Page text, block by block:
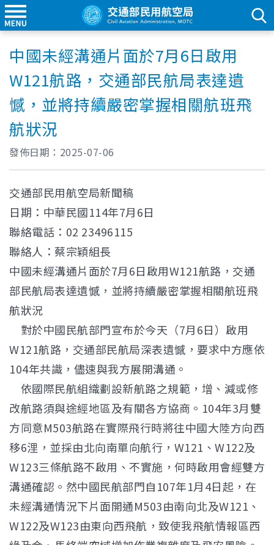
中國未經溝通片面於7月6日啟用
W121航路，交通部民航局表達遺
憾，並將持續嚴密掌握相關航班飛
航狀況
發佈日期： 2025-07-06
交通部民用航空局新聞稿
日期：中華民國114年7月6日
聯絡電話：02 23496115
聯絡人：蔡宗穎組長
中國未經溝通片面於7月6日啟用W121航路，交通
部民航局表達遺憾，並將持續嚴密掌握相關航班飛
航狀況
對於中國民航部門宣布於今天（7月6日）啟用
W121航路，交通部民航局深表遺憾，要求中方應依
104年共識，儘速與我方展開溝通。
依國際民航組織劃設新航路之規範，增、減或修
改航路須與途經地區及有關各方協商。104年3月雙
方同意M503航路在實際飛行時將往中國大陸方向西
移6浬，並採由北向南單向航行，W121、W122及
W123三條航路不啟用、不實施，何時啟用會經雙方
溝通確認。然中國民航部門自107年1月4日起，在
未經溝通情況下片面開通M503由南向北及W121、
W122及W123由東向西飛航，致使我飛航情報區西